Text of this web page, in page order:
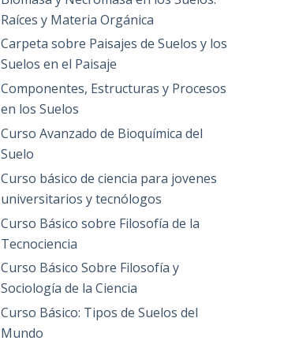
Raíces y Materia Orgánica
Carpeta sobre Paisajes de Suelos y los
Suelos en el Paisaje
Componentes, Estructuras y Procesos
en los Suelos
Curso Avanzado de Bioquímica del
Suelo
Curso básico de ciencia para jovenes
universitarios y tecnólogos
Curso Básico sobre Filosofía de la
Tecnociencia
Curso Básico Sobre Filosofía y
Sociología de la Ciencia
Curso Básico: Tipos de Suelos del
Mundo